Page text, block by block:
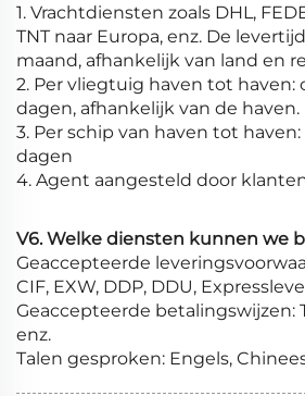
1. Vrachtdiensten zoals DHL,
TNT naar Europa, enz. De
maand, afhankelijk van land en
2. Per vliegtuig haven tot haven:
dagen, afhankelijk van de haven.
3. Per schip van haven tot
dagen
4. Agent aangesteld door
V6. Welke diensten kunnen we
Geaccepteerde
CIF, EXW, DDP, DDU,
Geaccepteerde betalingswijzen:
enz.
Talen gesproken: Engels,